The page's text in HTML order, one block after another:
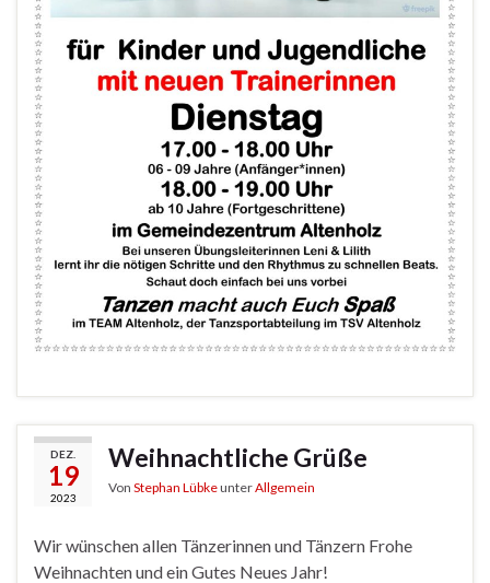
DEZ.
19
2023
Weihnachtliche Grüße
Von Stephan LübkeunterAllgemein
Wir wünschen allen Tänzerinnen und Tänzern Frohe
Weihnachten und ein Gutes Neues Jahr!